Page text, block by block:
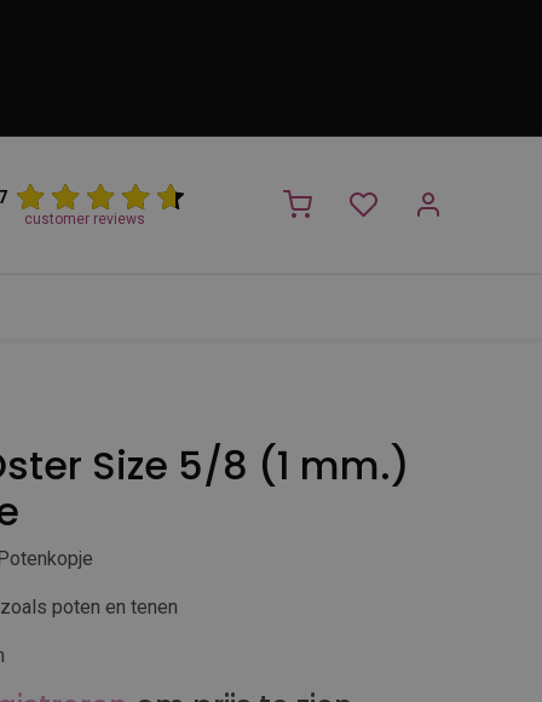
customer reviews
Size 5/8 (1 mm.)
poten en tenen